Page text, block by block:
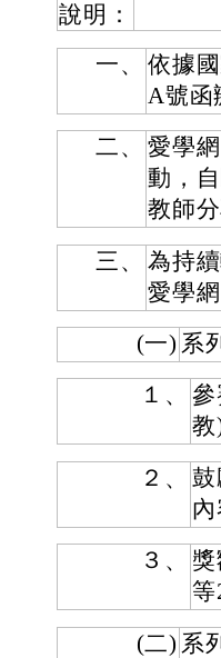
說明：
一、
依據
A號函
二、
愛學
動，
教師
三、
為持
愛學
(一) 系
１、
教
２、
３、
等
(二) 系